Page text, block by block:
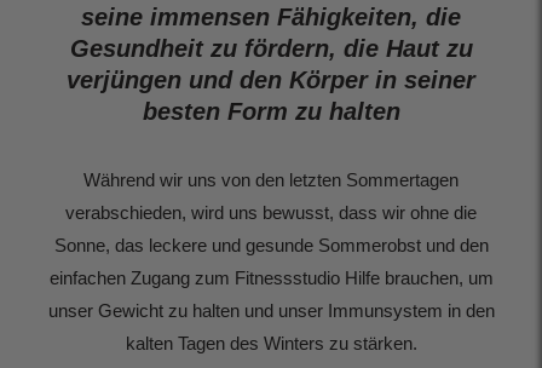
seine immensen Fähigkeiten, die
Gesundheit zu fördern, die Haut zu
verjüngen und den Körper in seiner
besten Form zu halten
Während wir uns von den letzten Sommertagen
verabschieden, wird uns bewusst, dass wir ohne die
Sonne, das leckere und gesunde Sommerobst und den
einfachen Zugang zum Fitnessstudio Hilfe brauchen, um
unser Gewicht zu halten und unser Immunsystem in den
kalten Tagen des Winters zu stärken.